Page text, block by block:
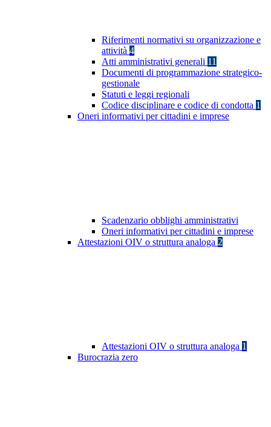
Riferimenti normativi su organizzazione e
attività 4
Atti amministrativi generali 11
Documenti di programmazione strategico-
gestionale
Statuti e leggi regionali
Codice disciplinare e codice di condotta 1
Oneri informativi per cittadini e imprese
Scadenzario obblighi amministrativi
Oneri informativi per cittadini e imprese
Attestazioni OIV o struttura analoga 2
Attestazioni OIV o struttura analoga 1
Burocrazia zero